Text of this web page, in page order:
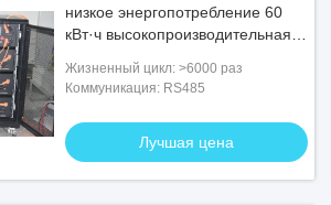
низкое энергопотребление 60
кВт·ч высокопроизводительная
Жизненный цикл: >6000 раз
Коммуникация: RS485
Лучшая цена